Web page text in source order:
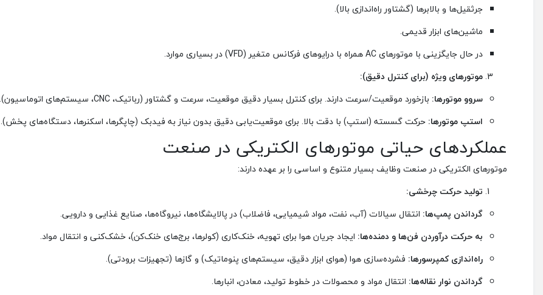
جرثقیل‌ها و بالابرها (گشتاور راه‌اندازی بالا).
ماشین‌های ابزار قدیمی.
در حال جایگزینی با موتورهای AC همراه با درایوهای فرکانس متغیر (VFD) در بسیاری موارد.
موتورهای ویژه (برای کنترل دقیق):
سروو موتورها: بازخورد موقعیت/سرعت دارند. برای کنترل بسیار دقیق موقعیت، سرعت و گشتاور (رباتیک، CNC، سیستم‌های اتوماسیون).
استپ موتورها: حرکت گسسته (استپ) با دقت بالا. برای موقعیت‌یابی دقیق بدون نیاز به فیدبک (چاپگرها، اسکنرها، دستگاه‌های پخش).
عملکردهای حیاتی موتورهای الکتریکی در صنعت
موتورهای الکتریکی در صنعت وظایف بسیار متنوع و اساسی را بر عهده دارند:
تولید حرکت چرخشی:
گرداندن پمپ‌ها: انتقال سیالات (آب، نفت، مواد شیمیایی، فاضلاب) در پالایشگاه‌ها، نیروگاه‌ها، صنایع غذایی و دارویی.
به حرکت درآوردن فن‌ها و دمنده‌ها: ایجاد جریان هوا برای تهویه، خنک‌کاری (کولرها، برج‌های خنک‌کن)، خشک‌کنی و انتقال مواد.
راه‌اندازی کمپرسورها: فشرده‌سازی هوا (هوای ابزار دقیق، سیستم‌های پنوماتیک) و گازها (تجهیزات برودتی).
گرداندن نوار نقاله‌ها: انتقال مواد و محصولات در خطوط تولید، معادن، انبارها.